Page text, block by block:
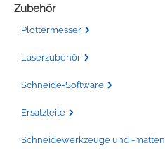
Zubehör
Plottermesser
Laserzubehör
Schneide-Software
Ersatzteile
Schneidewerkzeuge und -matten